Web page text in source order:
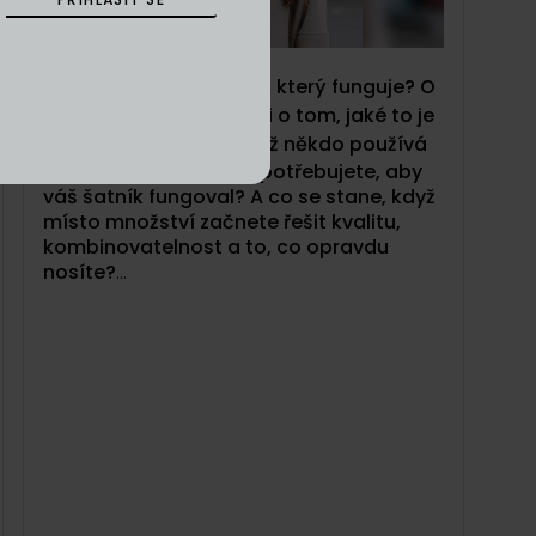
54: Jak postavit šatník, který funguje? O
značce Taupe, tencelu i o tom, jaké to je
zjistit, že stejný název už někdo používá
Kolik oblečení vlastně potřebujete, aby
váš šatník fungoval? A co se stane, když
místo množství začnete řešit kvalitu,
kombinovatelnost a to, co opravdu
nosíte?